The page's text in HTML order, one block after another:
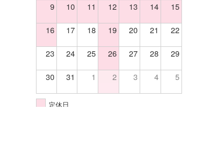
9 10 11 12 13 14 15
16 17 18 19 20 21 22
23 24 25 26 27 28 29
30 31 1 2 3 4 5
定休日